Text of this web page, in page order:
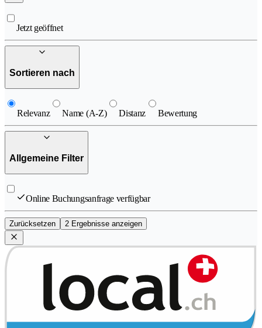
Jetzt geöffnet
Sortieren nach
Relevanz Name (A-Z) Distanz Bewertung
Allgemeine Filter
Online Buchungsanfrage verfügbar
Zurücksetzen 2 Ergebnisse anzeigen